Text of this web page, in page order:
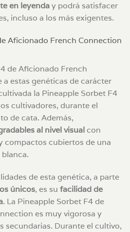
en leyenday podrá satisfacer
incluso a los más exigentes.
Aficionado French Connection
de Aficionado French
estas genéticas de carácter
la Pineapple Sorbet F4
cultivadores, durante el
de cata. Además,
al nivel visualcon
compactos cubiertos de una
de esta genética, a parte
únicos, es su facilidad de
. La Pineapple Sorbet F4 de
es muy vigorosa y
secundarias. Durante el cultivo,